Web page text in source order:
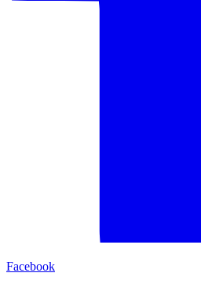
Facebook